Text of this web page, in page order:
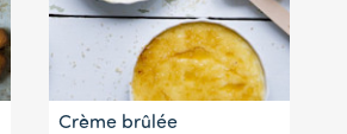
Crème brûlée